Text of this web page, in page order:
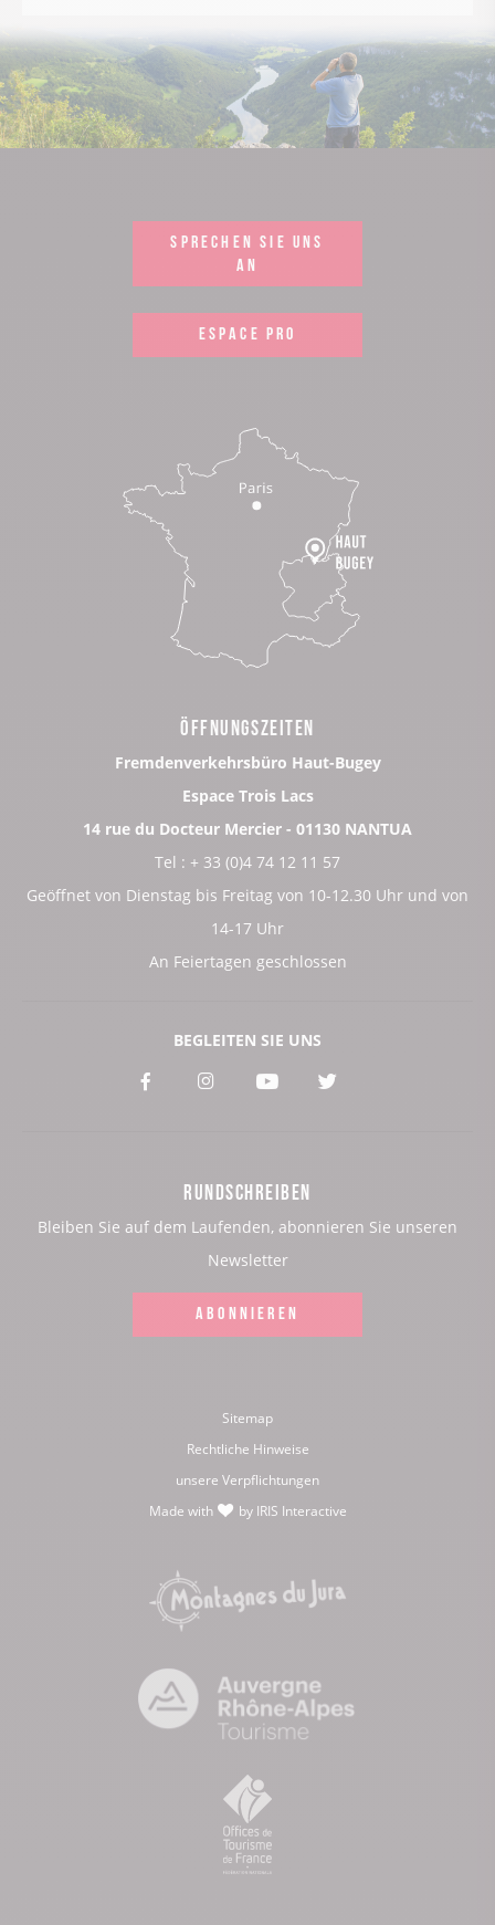
SPRECHEN SIE UNS
AN
ESPACE PRO
ÖFFNUNGSZEITEN
Fremdenverkehrsbüro Haut-Bugey
Espace Trois Lacs
14 rue du Docteur Mercier - 01130 NANTUA
Tel : + 33 (0)4 74 12 11 57
Geöffnet von Dienstag bis Freitag von 10-12.30 Uhr und von
14-17 Uhr
An Feiertagen geschlossen
BEGLEITEN SIE UNS
Voir
Facebook
Voir
Instagram
Voir
Youtube
Voir
RUNDSCHREIBEN
Bleiben Sie auf dem Laufenden, abonnieren Sie unseren
Newsletter
ABONNIEREN
Sitemap
Rechtliche Hinweise
unsere Verpflichtungen
Made with
by IRIS Interactive